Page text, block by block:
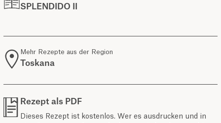
SPLENDIDO II
Mehr Rezepte aus der Region
Toskana
Rezept als PDF
Dieses Rezept ist kostenlos. Wer es ausdrucken und in